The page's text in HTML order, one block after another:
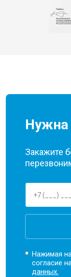
Нужна
Закажите
Нажимая
согласие
данных.